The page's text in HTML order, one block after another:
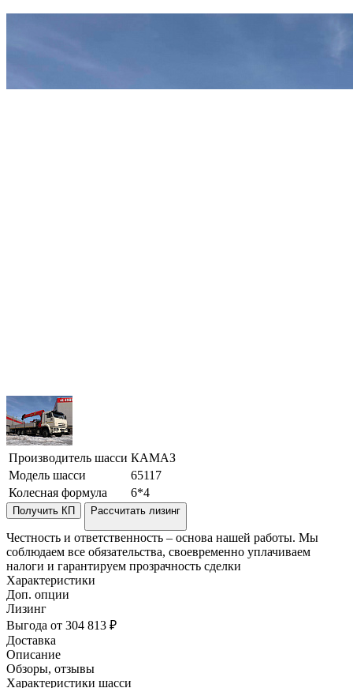
Производитель шасси КАМАЗ
Модель шасси
65117
Колесная формула
6*4
Получить КП Рассчитать лизинг
Честность и ответственность – основа нашей работы. Мы
соблюдаем все обязательства, своевременно уплачиваем
налоги и гарантируем прозрачность сделки
Характеристики
Доп. опции
Лизинг
Выгода от 304 813 ₽
Доставка
Описание
Обзоры, отзывы
Характеристики шасси